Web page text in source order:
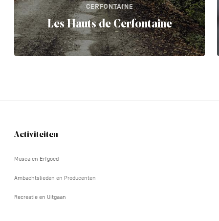
CERFONTAINE
Les Hauts de Cerfontaine
Navigation
Activiteiten
Musea en Erfgoed
Ambachtslieden en Producenten
Recreatie en Uitgaan